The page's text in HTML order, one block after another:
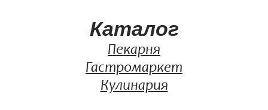
Каталог
Пекарня
Гастромаркет
Кулинария